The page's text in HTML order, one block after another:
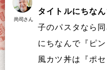
尚司さん
タイトルにちなん
子のパスタなら
にちなんで『ピ
風カツ丼は『ポ